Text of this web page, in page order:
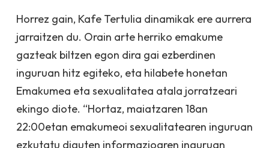
Horrez gain, Kafe Tertulia dinamikak ere aurrera
jarraitzen du. Orain arte herriko emakume
gazteak biltzen egon dira gai ezberdinen
inguruan hitz egiteko, eta hilabete honetan
Emakumea eta sexualitatea atala jorratzeari
ekingo diote. “Hortaz, maiatzaren 18an
22:00etan emakumeoi sexualitatearen inguruan
ezkutatu diguten informazioaren inguruan